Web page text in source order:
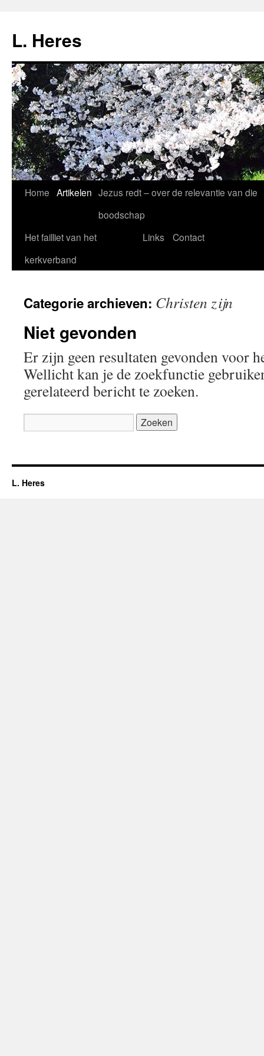
inhoud
L. Heres
Home Artikelen Jezus redt – over de relevantie van die
boodschap
Het failliet van het
kerkverband
Links Contact
Categorie archieven: Christen zijn
Niet gevonden
Er zijn geen resultaten gevonden voor
Wellicht kan je de zoekfunctie
gerelateerd bericht te zoeken.
naar:
L. Heres